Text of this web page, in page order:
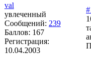
val
увлеченный
Сообщений: 239
Баллов: 167
Регистрация:
10.04.2003